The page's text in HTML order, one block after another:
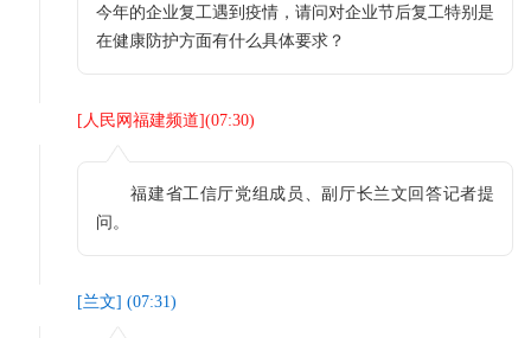
今年的企业复工遇到疫情，请问对企业节后复工特别是
在健康防护方面有什么具体要求？
[ 人民网福建频道](07:30)
福建省工信厅党组成员、副厅长兰文回答记者提
问。
[兰文] (07:31)